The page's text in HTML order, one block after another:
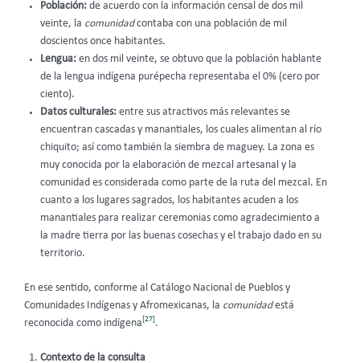
Población: de acuerdo con la información censal de dos mil
veinte, la comunidadcontaba con una población de mil
doscientos once habitantes.
Lengua: en dos mil veinte, se obtuvo que la población hablante
de la lengua indígena purépecha representaba el 0% (cero por
ciento).
Datos culturales: entre sus atractivos más relevantes se
encuentran cascadas y manantiales, los cuales alimentan al río
chiquito; así como también la siembra de maguey. La zona es
muy conocida por la elaboración de mezcal artesanal y la
comunidad es considerada como parte de la ruta del mezcal. En
cuanto a los lugares sagrados, los habitantes acuden a los
manantiales para realizar ceremonias como agradecimiento a
la madre tierra por las buenas cosechas y el trabajo dado en su
territorio.
En ese sentido, conforme al Catálogo Nacional de Pueblos y
Comunidades Indígenas y Afromexicanas, la comunidadestá
reconocida como indígena [27] .
Contexto de la consulta